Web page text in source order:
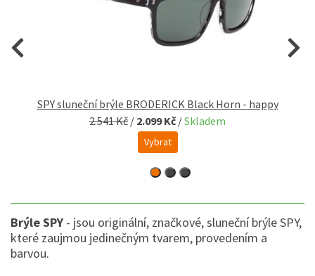
SPY sluneční brýle BRODERICK Black Horn - happy
2.541 Kč / 2.099 Kč/Skladem
Vybrat
Brýle SPY - jsou originální, značkové, sluneční brýle SPY,
které zaujmou jedinečným tvarem, provedením a
barvou.